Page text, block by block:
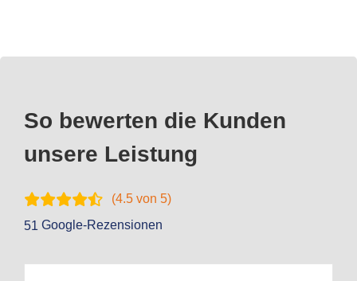
So bewerten die Kunden
unsere Leistung
(4.5 von 5)
51 Google-Rezensionen